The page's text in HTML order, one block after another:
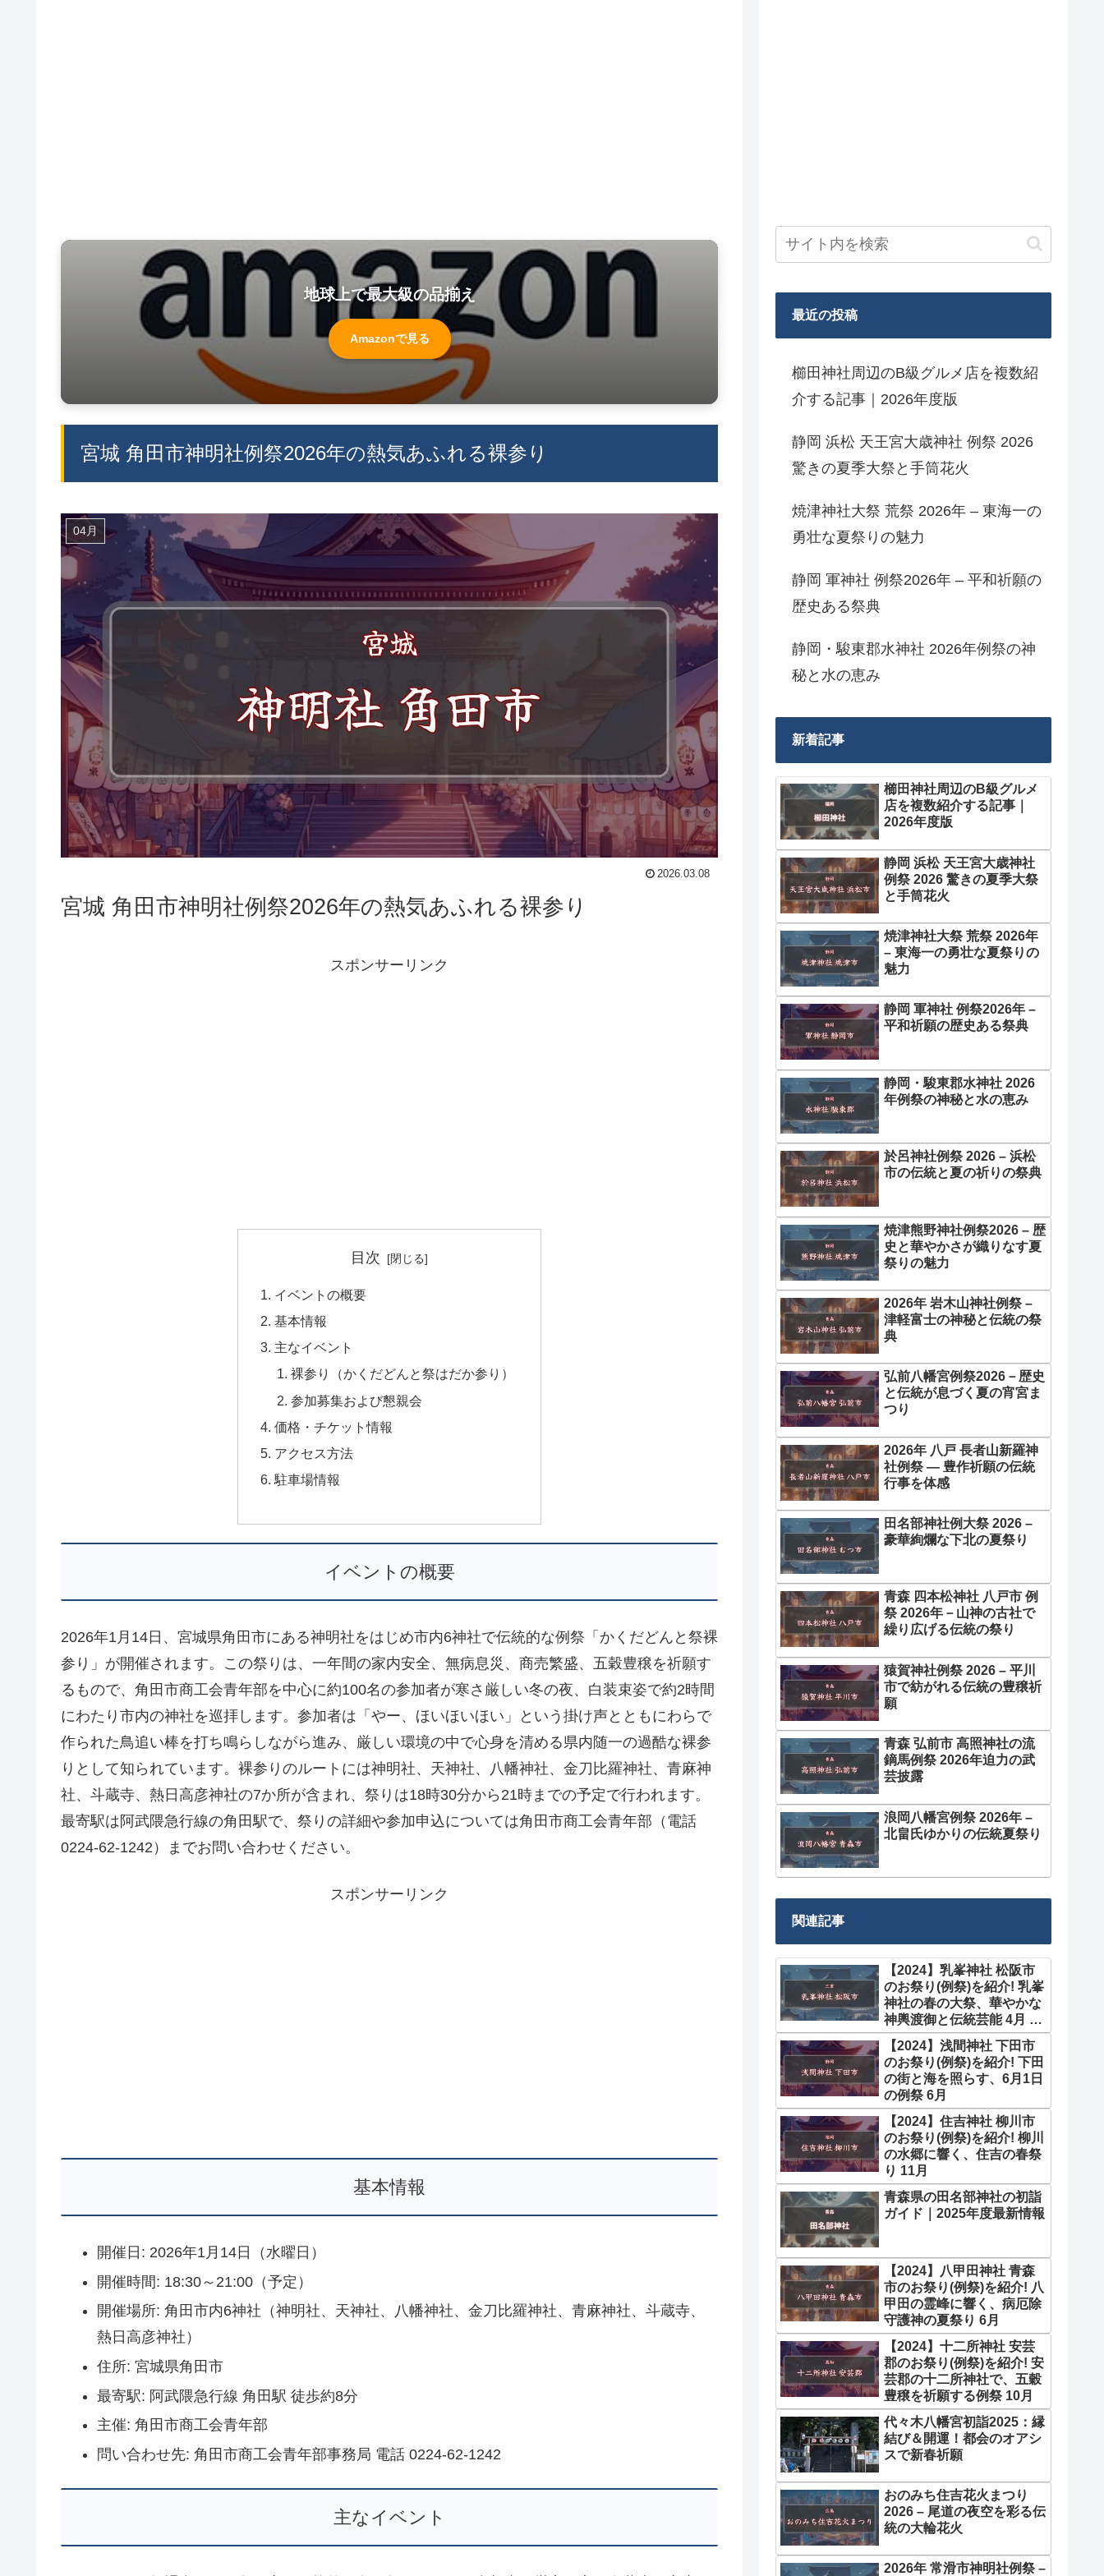
地球上で最大級の品揃え
Amazonで見る
宮城 角田市神明社例祭2026年の熱気あふれる裸参り
04月
2026.03.08
宮城 角田市神明社例祭2026年の熱気あふれる裸参り
スポンサーリンク
目次
イベントの概要
基本情報
主なイベント
裸参り（かくだどんと祭はだか参り）
参加募集および懇親会
価格・チケット情報
アクセス方法
駐車場情報
イベントの概要
2026年1月14日、宮城県角田市にある神明社をはじめ市内6神社で伝統的な例祭「かくだどんと祭裸
参り」が開催されます。この祭りは、一年間の家内安全、無病息災、商売繁盛、五穀豊穣を祈願す
るもので、角田市商工会青年部を中心に約100名の参加者が寒さ厳しい冬の夜、白装束姿で約2時間
にわたり市内の神社を巡拝します。参加者は「やー、ほいほいほい」という掛け声とともにわらで
作られた鳥追い棒を打ち鳴らしながら進み、厳しい環境の中で心身を清める県内随一の過酷な裸参
りとして知られています。裸参りのルートには神明社、天神社、八幡神社、金刀比羅神社、青麻神
社、斗蔵寺、熱日高彦神社の7か所が含まれ、祭りは18時30分から21時までの予定で行われます。
最寄駅は阿武隈急行線の角田駅で、祭りの詳細や参加申込については角田市商工会青年部（電話
0224-62-1242）までお問い合わせください。
スポンサーリンク
基本情報
開催日: 2026年1月14日（水曜日）
開催時間: 18:30～21:00（予定）
開催場所: 角田市内6神社（神明社、天神社、八幡神社、金刀比羅神社、青麻神社、斗蔵寺、
熱日高彦神社）
住所: 宮城県角田市
最寄駅: 阿武隈急行線 角田駅 徒歩約8分
主催: 角田市商工会青年部
問い合わせ先: 角田市商工会青年部事務局 電話 0224-62-1242
主なイベント
最近の投稿
櫛田神社周辺のB級グルメ店を複数紹
介する記事｜2026年度版
静岡 浜松 天王宮大歳神社 例祭 2026
驚きの夏季大祭と手筒花火
焼津神社大祭 荒祭 2026年 – 東海一の
勇壮な夏祭りの魅力
静岡 軍神社 例祭2026年 – 平和祈願の
歴史ある祭典
静岡・駿東郡水神社 2026年例祭の神
秘と水の恵み
新着記事
櫛田神社周辺のB級グルメ
店を複数紹介する記事｜
2026年度版
静岡 浜松 天王宮大歳神社
例祭 2026 驚きの夏季大祭
と手筒花火
焼津神社大祭 荒祭 2026年
– 東海一の勇壮な夏祭りの
魅力
静岡 軍神社 例祭2026年 –
平和祈願の歴史ある祭典
静岡・駿東郡水神社 2026
年例祭の神秘と水の恵み
於呂神社例祭 2026 – 浜松
市の伝統と夏の祈りの祭典
焼津熊野神社例祭2026 – 歴
史と華やかさが織りなす夏
祭りの魅力
2026年 岩木山神社例祭 –
津軽富士の神秘と伝統の祭
典
弘前八幡宮例祭2026－歴史
と伝統が息づく夏の宵宮ま
つり
2026年 八戸 長者山新羅神
社例祭 ― 豊作祈願の伝統
行事を体感
田名部神社例大祭 2026 –
豪華絢爛な下北の夏祭り
青森 四本松神社 八戸市 例
祭 2026年－山神の古社で
繰り広げる伝統の祭り
猿賀神社例祭 2026 – 平川
市で紡がれる伝統の豊穣祈
願
青森 弘前市 高照神社の流
鏑馬例祭 2026年迫力の武
芸披露
浪岡八幡宮例祭 2026年 –
北畠氏ゆかりの伝統夏祭り
関連記事
【2024】乳峯神社 松阪市
のお祭り(例祭)を紹介! 乳峯
神社の春の大祭、華やかな
神輿渡御と伝統芸能 4月 10
月
【2024】浅間神社 下田市
のお祭り(例祭)を紹介! 下田
の街と海を照らす、6月1日
の例祭 6月
【2024】住吉神社 柳川市
のお祭り(例祭)を紹介! 柳川
の水郷に響く、住吉の春祭
り 11月
青森県の田名部神社の初詣
ガイド｜2025年度最新情報
【2024】八甲田神社 青森
市のお祭り(例祭)を紹介! 八
甲田の霊峰に響く、病厄除
守護神の夏祭り 6月
【2024】十二所神社 安芸
郡のお祭り(例祭)を紹介! 安
芸郡の十二所神社で、五穀
豊穣を祈願する例祭 10月
代々木八幡宮初詣2025：縁
結び＆開運！都会のオアシ
スで新春祈願
おのみち住吉花火まつり
2026 – 尾道の夜空を彩る伝
統の大輪花火
2026年 常滑市神明社例祭 –